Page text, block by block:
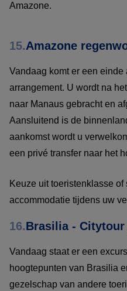
Amazone.
15.Amazone
Vandaag komt er een
arrangement. U wordt na
naar Manaus gebracht en
Aansluitend is de
aankomst wordt u
een privé transfer naar het
Keuze uit toeristenklasse
accommodatie tijdens uw
16.Brasilia -
Vandaag staat er een
hoogtepunten van Brasilia
gezelschap van andere